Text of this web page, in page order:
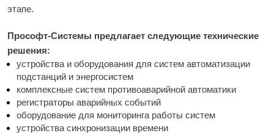
этапе.
Прософт-Системы предлагает следующие технические
решения:
устройства и оборудования для систем автоматизации
подстанций и энергосистем
комплексные систем противоаварийной автоматики
регистраторы аварийных событий
оборудование для мониторинга работы систем
устройства синхронизации времени